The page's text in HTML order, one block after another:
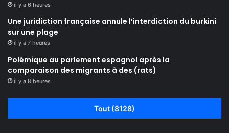
il y a 6 heures
Une juridiction française annule l’interdiction du burkini
sur une plage
il y a 7 heures
Polémique au parlement espagnol après la
comparaison des migrants à des (rats)
il y a 8 heures
Tout (8128)